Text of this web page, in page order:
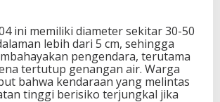
ini memiliki diameter sekitar 30-50
lebih dari 5 cm, sehingga
pengendara, terutama
tertutup genangan air. Warga
bahwa kendaraan yang melintas
tinggi berisiko terjungkal jika